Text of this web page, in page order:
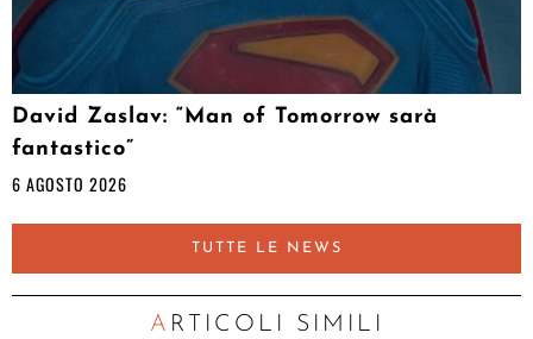
David Zaslav: “Man of Tomorrow sarà
fantastico”
6 AGOSTO 2026
TUTTE LE NEWS
ARTICOLI SIMILI